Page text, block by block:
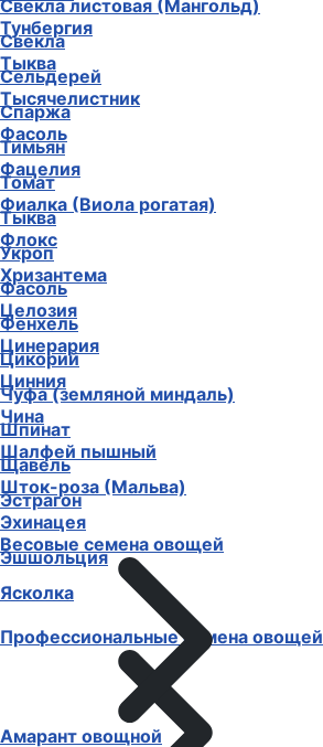
Тунбергия
Тыква
Тысячелистник
Фасоль
Фацелия
Фиалка (Виола рогатая)
Флокс
Хризантема
Целозия
Цинерария
Цинния
Чина
Шалфей пышный
Шток-роза (Мальва)
Эхинацея
Эшшольция
Ясколка
Профессиональные семена овощей
Свекла листовая (Мангольд)
Свекла
Сельдерей
Спаржа
Тимьян
Томат
Тыква
Укроп
Фасоль
Фенхель
Цикорий
Чуфа (земляной миндаль)
Шпинат
Щавель
Эстрагон
Весовые семена овощей
Амарант овощной